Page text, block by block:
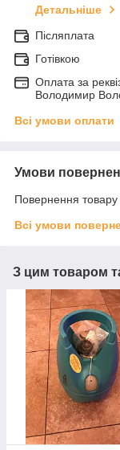
Детальніше
Післяплата
Готівкою
Оплата за
Володимир
Всі умови оплати
Умови
Повернення
Всі умови
З цим товаром